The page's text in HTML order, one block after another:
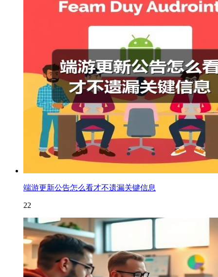
端游更新公告怎么看才不遗漏关键信息
22